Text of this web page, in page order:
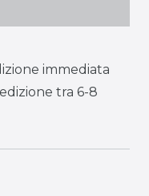
immediata
tra 6-8